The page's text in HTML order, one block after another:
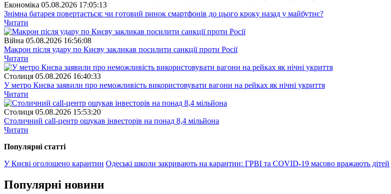
Економіка 05.08.2026 17:05:13
Знімна батарея повертається: чи готовий ринок смартфонів до цього кроку назад у майбутнє?
Читати
Війна 05.08.2026 16:56:08
Макрон після удару по Києву закликав посилити санкції проти Росії
Читати
Столиця 05.08.2026 16:40:33
У метро Києва заявили про неможливість використовувати вагони на рейках як нічні укриття
Читати
Столиця 05.08.2026 15:53:20
Столичний call-центр ошукав інвесторів на понад 8,4 мільйона
Читати
Популярнi статтi
У Києві оголошено карантин Одеські школи закривають на карантин: ГРВІ та COVID-19 масово вражають дітей
Популярнi новини